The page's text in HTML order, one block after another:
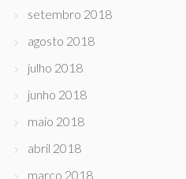
setembro 2018
agosto 2018
julho 2018
junho 2018
maio 2018
abril 2018
março 2018